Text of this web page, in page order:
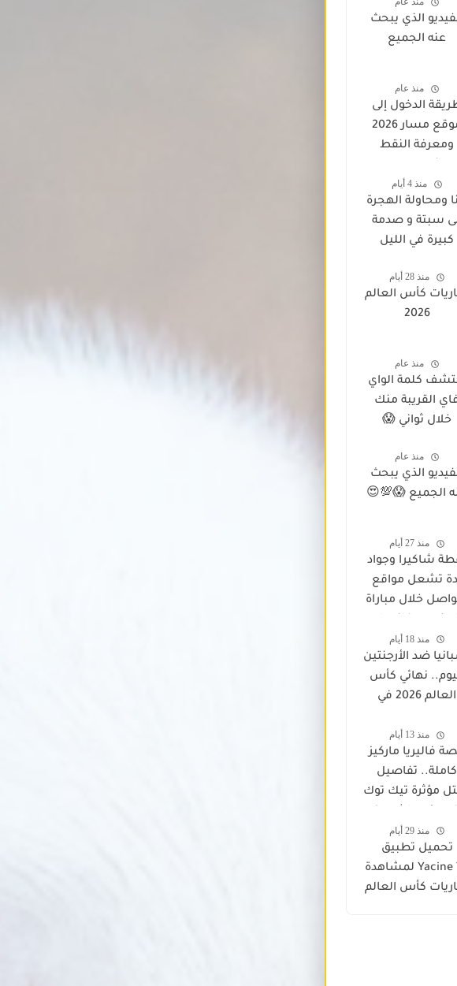
الذي يبحث
عنه الجميع
منذ عام
الدخول إلى
موقع مسار 2026
ومعرفة النقط
مشاكل تسجيل
الدخول
منذ 4 أيام
ومحاولة الهجرة
سبتة و صدمة
كبيرة في الليل
منذ 28 أيام
كأس العالم
2026
منذ عام
كلمة الواي
القريبة منك
خلال ثواني 😱
منذ عام
الذي يبحث
الجميع 😱💯😍
منذ 27 أيام
شاكيرا وجواد
تشعل مواقع
خلال مباراة
ماذا حدث؟
منذ 18 أيام
ضد الأرجنتين
نهائي كأس
العالم 2026 في
بطل العالم
منذ 13 أيام
فاليريا ماركيز
كاملة.. تفاصيل
مؤثرة تيك توك
العالم
منذ 29 أيام
تحميل تطبيق
Yacine Tv لمشاهدة
كأس العالم